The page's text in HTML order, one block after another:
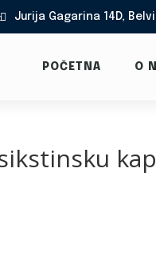
Jurija Gagarina 14D,
POČETNA O